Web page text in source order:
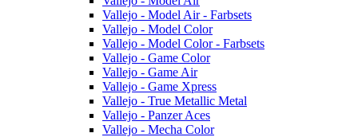
Vallejo - Model Air - Farbsets
Vallejo - Model Color
Vallejo - Model Color - Farbsets
Vallejo - Game Color
Vallejo - Game Air
Vallejo - Game Xpress
Vallejo - True Metallic Metal
Vallejo - Panzer Aces
Vallejo - Mecha Color